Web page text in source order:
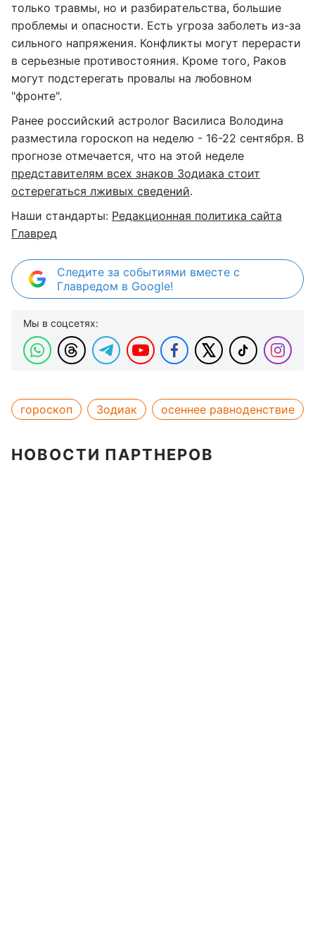
только травмы, но и разбирательства, большие
проблемы и опасности. Есть угроза заболеть из-за
сильного напряжения. Конфликты могут перерасти
в серьезные противостояния. Кроме того, Раков
могут подстерегать провалы на любовном
"фронте".
Ранее российский астролог Василиса Володина
разместила гороскоп на неделю - 16-22 сентября. В
прогнозе отмечается, что на этой неделе
представителям всех знаков Зодиака стоит
остерегаться лживых сведений.
Наши стандарты: Редакционная политика сайта
Главред
Следите за событиями вместе с
Главредом в Google!
Мы в соцсетях:
гороскоп Зодиак осеннее равноденствие
НОВОСТИ ПАРТНЕРОВ